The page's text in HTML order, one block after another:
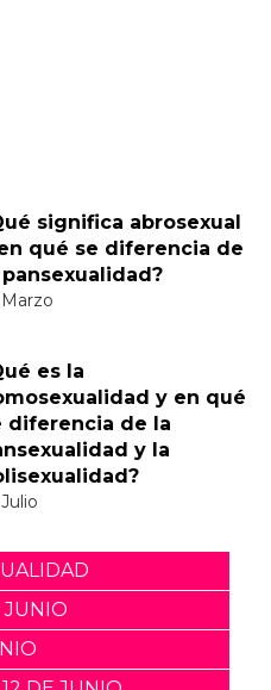
significa abrosexual
qué se diferencia de
es la
y en qué
diferencia de la
y la
JUNIO